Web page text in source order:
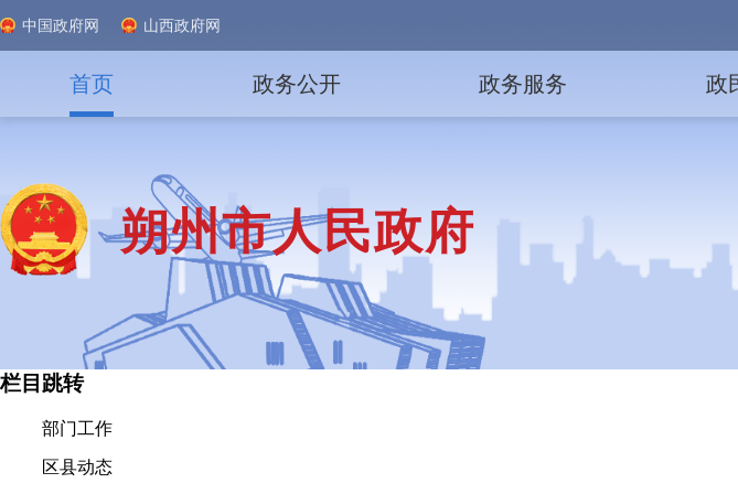
中国政府网 山西政府网
首页 政务公开 政务服务 政
朔州市人民政府
栏目跳转
部门工作
区县动态